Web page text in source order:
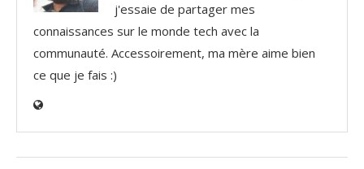
j'essaie de partager mes
connaissances sur le monde tech avec la
communauté. Accessoirement, ma mère aime bien
ce que je fais :)